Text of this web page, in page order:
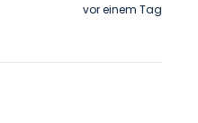
vor einem Tag